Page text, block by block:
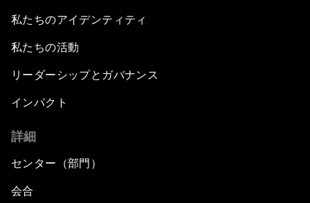
私たちのアイデンティティ
私たちの活動
リーダーシップとガバナンス
インパクト
詳細
センター（部門）
会合